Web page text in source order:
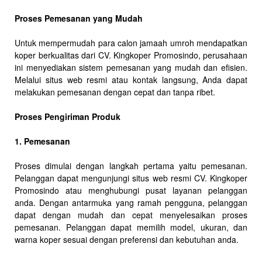
Proses Pemesanan yang Mudah
Untuk mempermudah para calon jamaah umroh mendapatkan
koper berkualitas dari CV. Kingkoper Promosindo, perusahaan
ini menyediakan sistem pemesanan yang mudah dan efisien.
Melalui situs web resmi atau kontak langsung, Anda dapat
melakukan pemesanan dengan cepat dan tanpa ribet.
Proses Pengiriman Produk
1. Pemesanan
Proses dimulai dengan langkah pertama yaitu pemesanan.
Pelanggan dapat mengunjungi situs web resmi CV. Kingkoper
Promosindo atau menghubungi pusat layanan pelanggan
anda. Dengan antarmuka yang ramah pengguna, pelanggan
dapat dengan mudah dan cepat menyelesaikan proses
pemesanan. Pelanggan dapat memilih model, ukuran, dan
warna koper sesuai dengan preferensi dan kebutuhan anda.